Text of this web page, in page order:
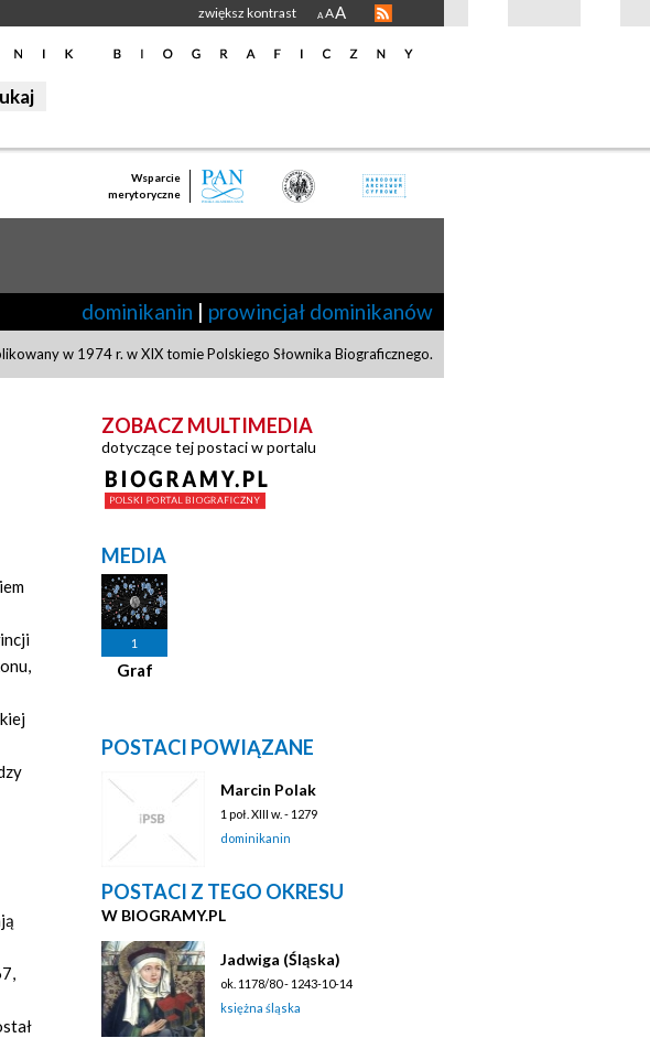
zwiększ kontrast A AA
Wsparcie
merytoryczne
dominikanin | prowincjał dominikanów
w 1974 r. w XIX tomie Polskiego Słownika Biograficznego.
ZOBACZ MULTIMEDIA
dotyczące tej postaci w portalu
MEDIA
1
Graf
POSTACI POWIĄZANE
Marcin Polak
1 poł. XIII w. - 1279
dominikanin
POSTACI Z TEGO OKRESU
W BIOGRAMY.PL
Jadwiga (Śląska)
ok. 1178/80 - 1243-10-14
księżna śląska